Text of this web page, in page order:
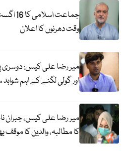
جماعت
وقت دھرنوں کا اعلان
میر رضا علی کیس: دوسری
اور گولی لگنے کے اہم
میر رضا علی کیس، جبران
کا مطالبہ، والدین کا موقف